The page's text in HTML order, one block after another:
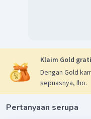
Klaim Gold
Dengan Gold
sepuasnya, lho.
Pertanyaan serupa